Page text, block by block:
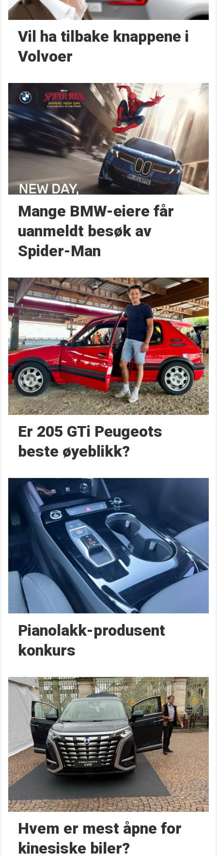
Vil ha tilbake knappene i
Volvoer
Mange BMW-eiere får
uanmeldt besøk av
Spider-Man
Er 205 GTi Peugeots
beste øyeblikk?
Pianolakk-produsent
konkurs
Hvem er mest åpne for
kinesiske biler?